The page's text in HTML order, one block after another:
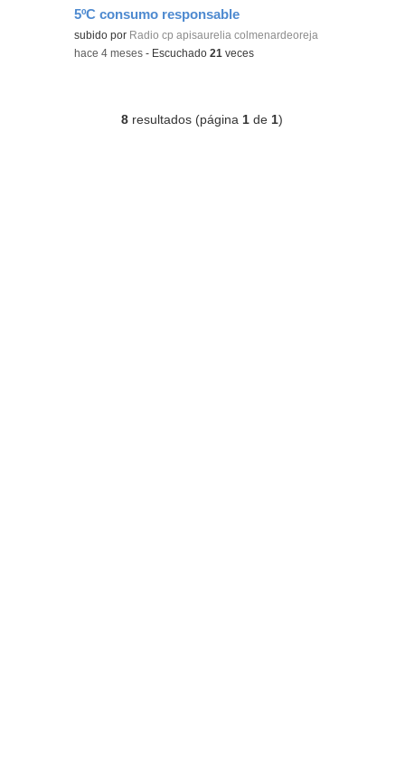
5ºC consumo responsable
Contenido educativo.
subido por Radio cp apisaurelia colmenardeoreja
-hace 4 meses - Escuchado21 veces
8 resultados (página 1 de 1)